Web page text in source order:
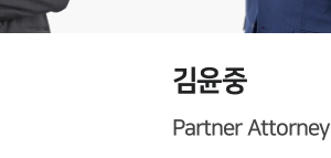
김윤중
Partner Attorney